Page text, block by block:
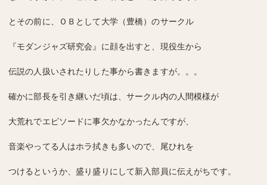
とその前に、ＯＢとして大学（豊橋）のサークル
『モダンジャズ研究会』に顔を出すと、現役生から
伝説の人扱いされたりした事から書きますが。。。
確かに部長を引き継いだ頃は、サークル内の人間模様が
大荒れでエピソードに事欠かなかったんですが、
音楽やってる人はホラ拭きも多いので、尾ひれを
つけるというか、盛り盛りにして新入部員に伝えがちです。